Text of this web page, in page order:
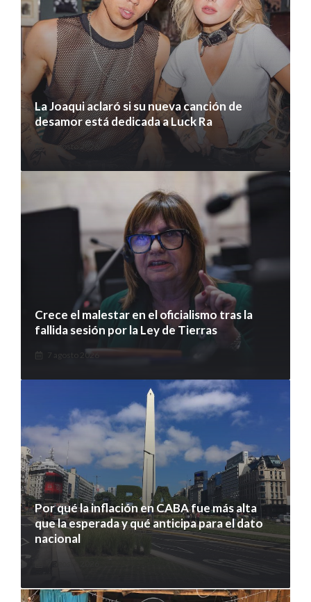
La Joaqui aclaró si su nueva canción de
desamor está dedicada a Luck Ra
7 agosto 2026
Crece el malestar en el oficialismo tras la
fallida sesión por la Ley de Tierras
7 agosto 2026
Por qué la inflación en CABA fue más alta
que la esperada y qué anticipa para el dato
nacional